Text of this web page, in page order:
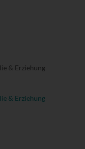
& Erziehung
& Erziehung